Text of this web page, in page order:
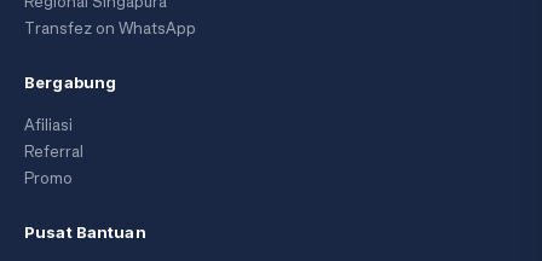
Transfez on WhatsApp
Bergabung
Afiliasi
Referral
Promo
Pusat Bantuan